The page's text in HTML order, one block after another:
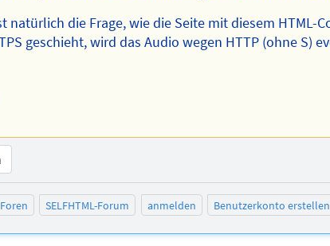
natürlich die Frage, wie die Seite mit diesem HTML-
geschieht, wird das Audio wegen HTTP (ohne S)
SELFHTML-Forum anmelden Benutzerkonto erstellen